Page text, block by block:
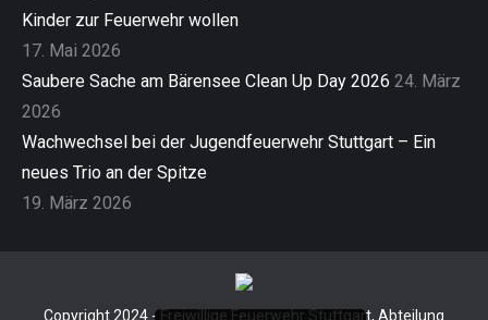
Kinder zur Feuerwehr wollen
17. Mai 2026
Saubere Sache am Bärensee Clean Up Day 2026 24. März
2026
Wachwechsel bei der Jugendfeuerwehr Stuttgart – Ein
neues Trio an der Spitze
19. März 2026
Copyright 2024 - Freiwillige Feuerwehr Stuttgart, Abteilung